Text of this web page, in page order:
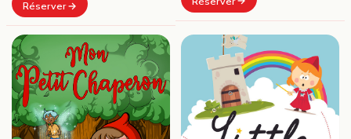
Réserver